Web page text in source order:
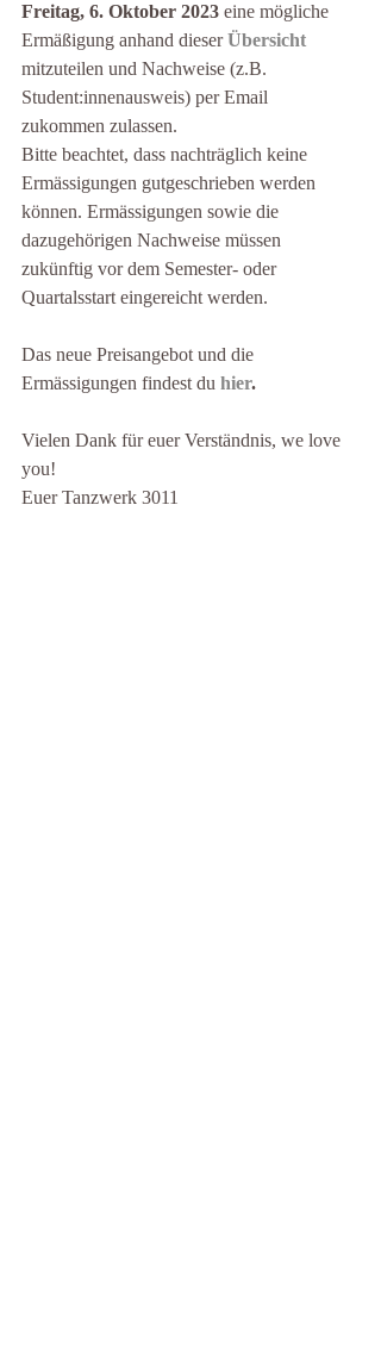
Freitag, 6. Oktober 2023 eine mögliche
Ermäßigung anhand dieser Übersicht
mitzuteilen und Nachweise (z.B.
Student:innenausweis) per Email
zukommen zulassen.
Bitte beachtet, dass nachträglich keine
Ermässigungen gutgeschrieben werden
können. Ermässigungen sowie die
dazugehörigen Nachweise müssen
zukünftig vor dem Semester- oder
Quartalsstart eingereicht werden.
Das neue Preisangebot und die
Ermässigungen findest du hier.
Vielen Dank für euer Verständnis, we love
you!
Euer Tanzwerk 3011